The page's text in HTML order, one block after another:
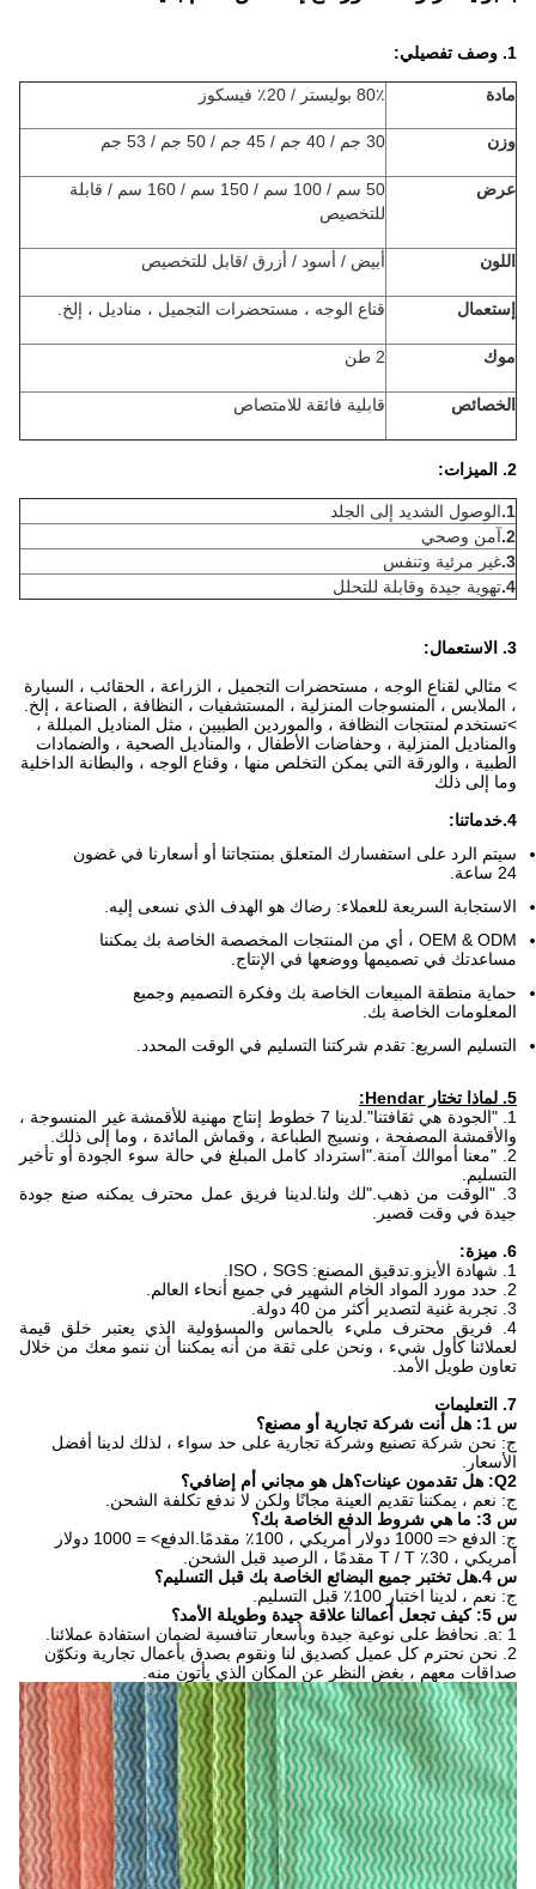
1. وصف تفصيلي:
مادة 80٪ بوليستر / 20٪ فيسكوز
وزن 30 جم / 40 جم / 45 جم / 50 جم / 53 جم
عرض
50 سم / 100 سم / 150 سم / 160 سم / قابلة
للتخصيص
اللون أبيض / أسود / أزرق /قابل للتخصيص
إستعمال قناع الوجه ، مستحضرات التجميل ، مناديل ، إلخ.
موك 2 طن
الخصائص قابلية فائقة للامتصاص
2. الميزات:
1. الوصول الشديد إلى الجلد
2. آمن وصحي
3. غير مرئية وتنفس
4. تهوية جيدة وقابلة للتحلل
3. الاستعمال:
> مثالي لقناع الوجه ، مستحضرات التجميل ، الزراعة ، الحقائب ، السيارة
، الملابس ، المنسوجات المنزلية ، المستشفيات ، النظافة ، الصناعة ، إلخ.
>تستخدم لمنتجات النظافة ، والموردين الطبيين ، مثل المناديل المبللة ،
والمناديل المنزلية ، وحفاضات الأطفال ، والمناديل الصحية ، والضمادات
الطبية ، والورقة التي يمكن التخلص منها ، وقناع الوجه ، والبطانة الداخلية
وما إلى ذلك
4. خدماتنا:
سيتم الرد على استفسارك المتعلق بمنتجاتنا أو أسعارنا في غضون
24 ساعة.
الاستجابة السريعة للعملاء: رضاك ​​هو الهدف الذي نسعى إليه.
OEM & ODM ، أي من المنتجات المخصصة الخاصة بك يمكننا
مساعدتك في تصميمها ووضعها في الإنتاج.
حماية منطقة المبيعات الخاصة بك وفكرة التصميم وجميع
المعلومات الخاصة بك.
التسليم السريع: تقدم شركتنا التسليم في الوقت المحدد.
5. لماذا تختار Hendar:
1. "الجودة هي ثقافتنا".لدينا 7 خطوط إنتاج مهنية للأقمشة غير المنسوجة ،
والأقمشة المصفحة ، ونسيج الطباعة ، وقماش المائدة ، وما إلى ذلك.
2. "معنا أموالك آمنة."استرداد كامل المبلغ في حالة سوء الجودة أو تأخير
التسليم.
3. "الوقت من ذهب."لك ولنا.لدينا فريق عمل محترف يمكنه صنع جودة
جيدة في وقت قصير.
6. ميزة:
1. شهادة الأيزو.تدقيق المصنع: ISO ، SGS.
2. حدد مورد المواد الخام الشهير في جميع أنحاء العالم.
3. تجربة غنية لتصدير أكثر من 40 دولة.
4. فريق محترف مليء بالحماس والمسؤولية الذي يعتبر خلق قيمة
لعملائنا كأول شيء ، ونحن على ثقة من أنه يمكننا أن ننمو معك من خلال
تعاون طويل الأمد.
7. التعليمات
س 1: هل أنت شركة تجارية أو مصنع؟
ج: نحن شركة تصنيع وشركة تجارية على حد سواء ، لذلك لدينا أفضل
الأسعار.
Q2: هل تقدمون عينات؟هل هو مجاني أم إضافي؟
ج: نعم ، يمكننا تقديم العينة مجانًا ولكن لا ندفع تكلفة الشحن.
س 3: ما هي شروط الدفع الخاصة بك؟
ج: الدفع <= 1000 دولار أمريكي ، 100٪ مقدمًا.الدفع> = 1000 دولار
أمريكي ، 30٪ T / T مقدمًا ، الرصيد قبل الشحن.
س 4.هل تختبر جميع البضائع الخاصة بك قبل التسليم؟
ج: نعم ، لدينا اختبار 100٪ قبل التسليم.
س 5: كيف تجعل أعمالنا علاقة جيدة وطويلة الأمد؟
a: 1. نحافظ على نوعية جيدة وبأسعار تنافسية لضمان استفادة عملائنا.
2. نحن نحترم كل عميل كصديق لنا ونقوم بصدق بأعمال تجارية ونكوّن
صداقات معهم ، بغض النظر عن المكان الذي يأتون منه.